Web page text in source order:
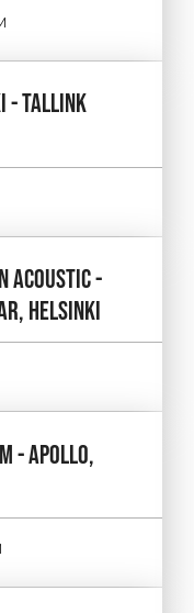
- TALLINK
ACOUSTIC -
HELSINKI
- APOLLO,